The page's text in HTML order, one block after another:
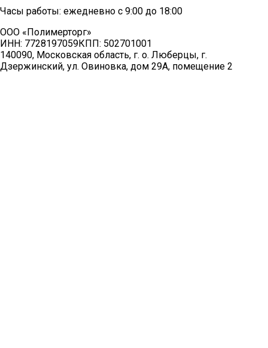
Часы работы: ежедневно с 9:00 до 18:00
ООО «Полимерторг»
ИНН: 7728197059КПП: 502701001
140090, Московская область, г. о. Люберцы, г.
Дзержинский, ул. Овиновка, дом 29А, помещение 2